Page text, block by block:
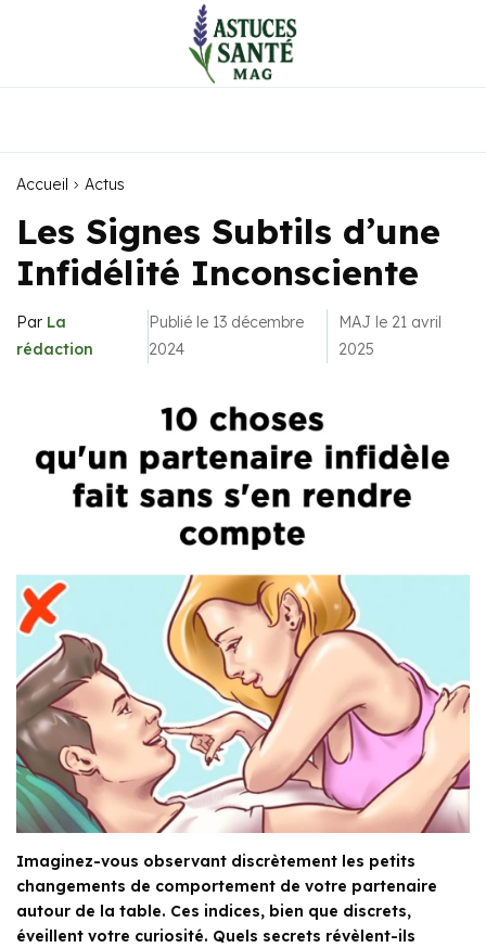
Accueil Actus
Les Signes Subtils d’une
Infidélité Inconsciente
Par La
rédaction
Publié le 13 décembre
2024
MAJ le 21 avril
2025
Imaginez-vous observant discrètement les petits
changements de comportement de votre partenaire
autour de la table. Ces indices, bien que discrets,
éveillent votre curiosité. Quels secrets révèlent-ils